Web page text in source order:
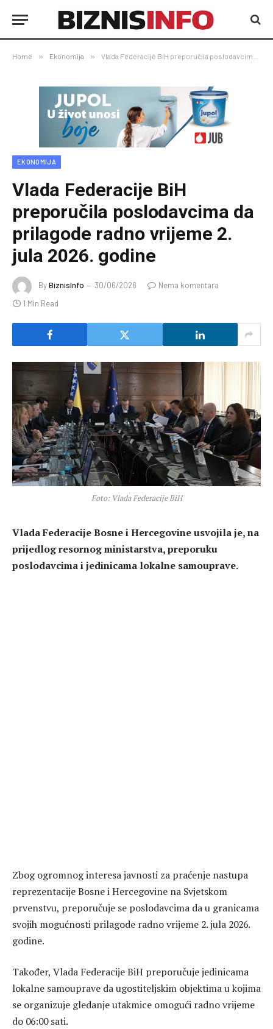
Home » Ekonomija » Vlada Federacije BiH preporučila poslodavcima da prilagode radno vrijeme 2. jula 2026. godine
EKONOMIJA
Vlada Federacije BiH
preporučila poslodavcima da
prilagode radno vrijeme 2.
jula 2026. godine
ByBiznisInfo 30/06/2026
Nema komentara
1 Min Read
Foto: Vlada Federacije BiH
Vlada Federacije Bosne i Hercegovine usvojila je, na
prijedlog resornog ministarstva, preporuku
poslodavcima i jedinicama lokalne samouprave.
Zbog ogromnog interesa javnosti za praćenje nastupa
reprezentacije Bosne i Hercegovine na Svjetskom
prvenstvu, preporučuje se poslodavcima da u granicama
svojih mogućnosti prilagode radno vrijeme 2. jula 2026.
godine.
Također, Vlada Federacije BiH preporučuje jedinicama
lokalne samouprave da ugostiteljskim objektima u kojima
se organizuje gledanje utakmice omogući radno vrijeme
do 06:00 sati.